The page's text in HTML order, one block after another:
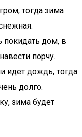
тогда зима
покидать дом, в
порчу.
идет дождь, тогда
долго.
зима будет